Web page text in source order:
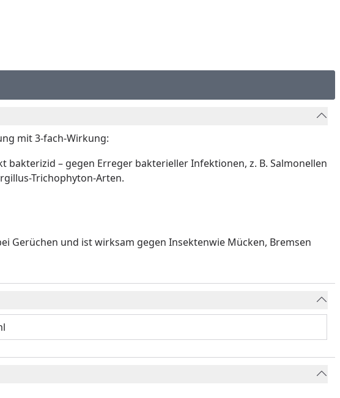
anzeigen
mit 3-fach-Wirkung:
– gegen Erreger bakterieller Infektionen, z. B. Salmonellen
Trichophyton-Arten.
Gerüchen und ist wirksam gegen Insektenwie Mücken, Bremsen